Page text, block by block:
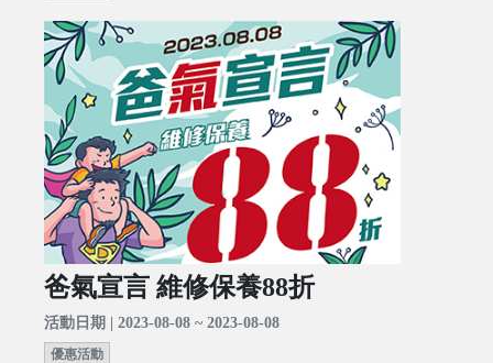
爸氣宣言 維修保養88折
活動日期 | 2023-08-08 ~ 2023-08-08
優惠活動